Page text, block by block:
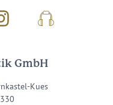
Podcast
GmbH
Kues